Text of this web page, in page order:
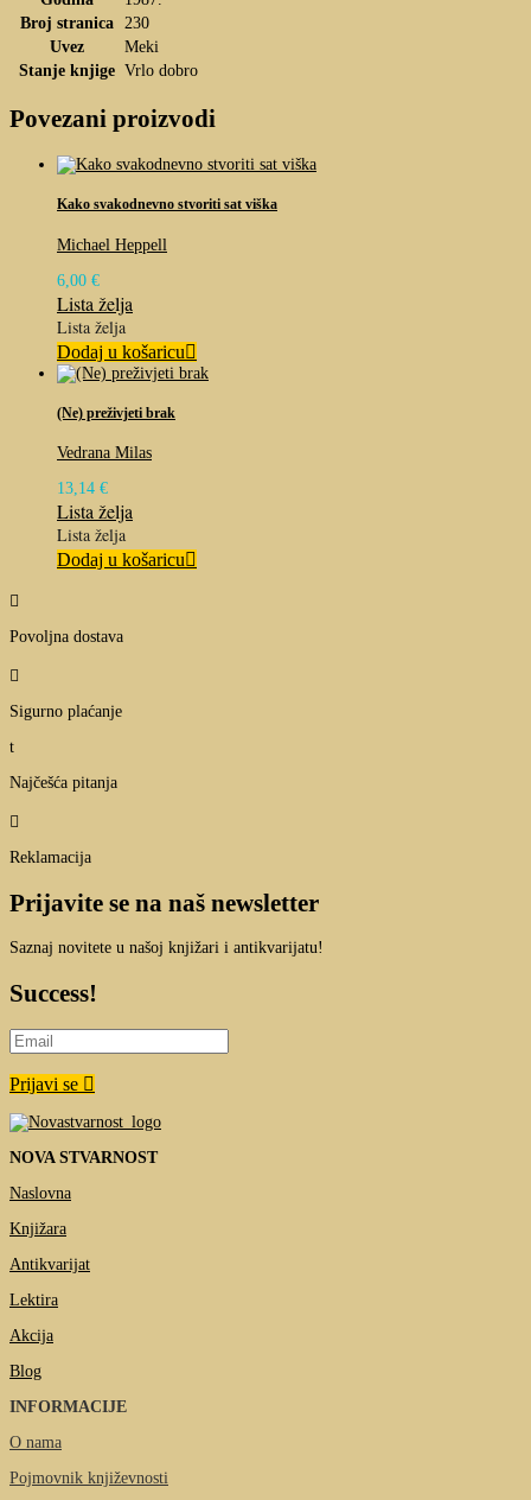
Broj stranica
230
Uvez
Meki
Stanje knjige Vrlo dobro
Povezani proizvodi
Kako svakodnevno stvoriti sat viška
Michael Heppell
6,00 €
Lista želja
Lista želja
Dodaj u košaricu
(Ne) preživjeti brak
Vedrana Milas
13,14 €
Lista želja
Lista želja
Dodaj u košaricu

Povoljna dostava

Sigurno plaćanje
t
Najčešća pitanja

Reklamacija
Prijavite se na naš newsletter
Saznaj novitete u našoj knjižari i antikvarijatu!
Success!
Prijavi se
NOVA STVARNOST
Naslovna
Knjižara
Antikvarijat
Lektira
Akcija
Blog
INFORMACIJE
O nama
Pojmovnik književnosti